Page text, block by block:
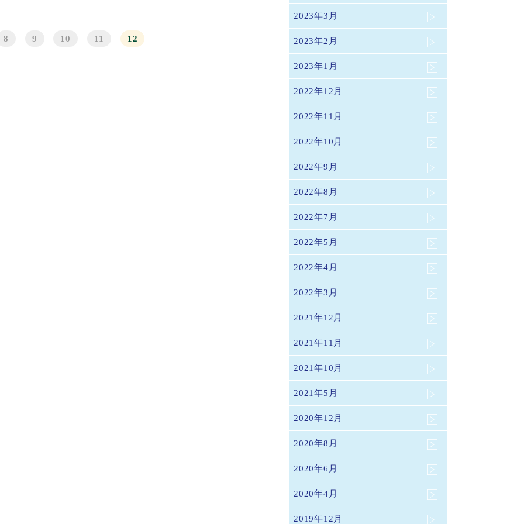
8 9 10 11 12
2023年3月
2023年2月
2023年1月
2022年12月
2022年11月
2022年10月
2022年9月
2022年8月
2022年7月
2022年5月
2022年4月
2022年3月
2021年12月
2021年11月
2021年10月
2021年5月
2020年12月
2020年8月
2020年6月
2020年4月
2019年12月